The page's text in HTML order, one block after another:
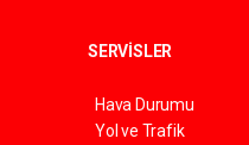
SERVİSLER
Hava Durumu
Yol ve Trafik